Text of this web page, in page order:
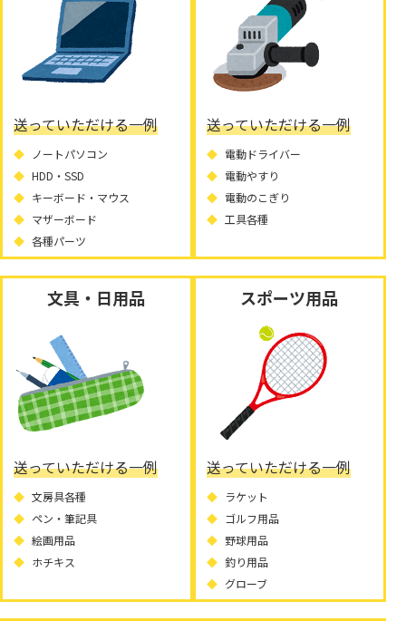
送っていただける一例
ノートパソコン
HDD・SSD
キーボード・マウス
マザーボード
各種パーツ
送っていただける一例
電動ドライバー
電動やすり
電動のこぎり
工具各種
文具・日用品
送っていただける一例
文房具各種
ペン・筆記具
絵画用品
ホチキス
スポーツ用品
送っていただける一例
ラケット
ゴルフ用品
野球用品
釣り用品
グローブ